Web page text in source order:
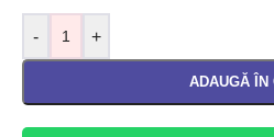
- +
ADAUGĂ ÎN